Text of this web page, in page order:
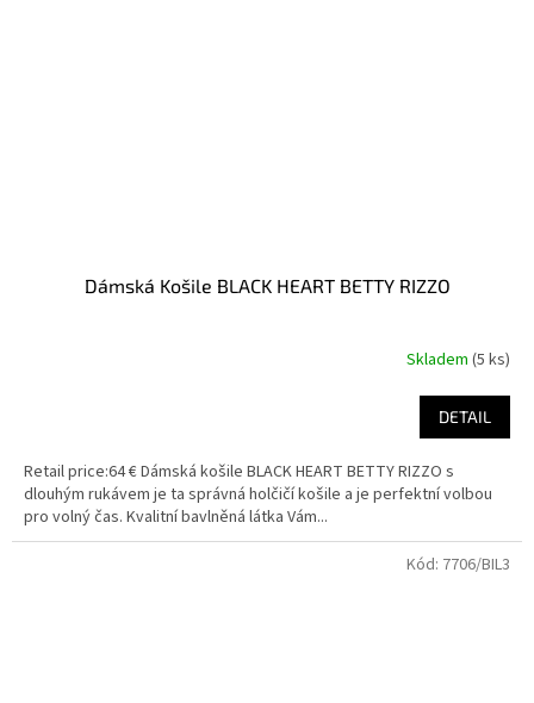
Dámská Košile BLACK HEART BETTY RIZZO
Skladem (5 ks)
DETAIL
Retail price:64 € Dámská košile BLACK HEART BETTY RIZZO s
dlouhým rukávem je ta správná holčičí košile a je perfektní volbou
pro volný čas. Kvalitní bavlněná látka Vám...
Kód: 7706/BIL3